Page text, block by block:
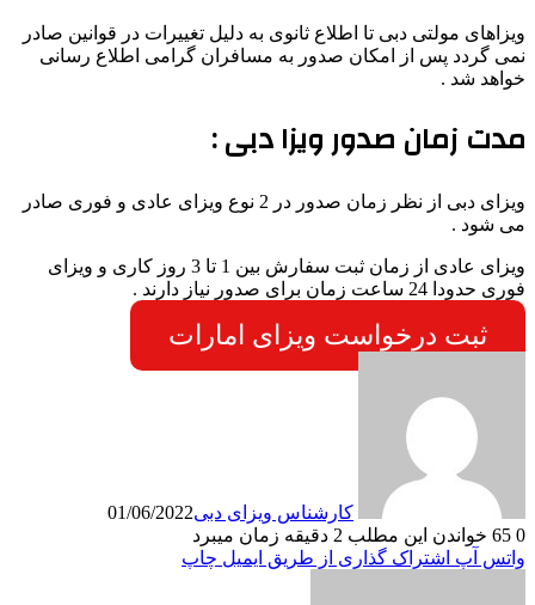
ویزاهای مولتی دبی تا اطلاع ثانوی به دلیل تغییرات در قوانین صادر
نمی گردد پس از امکان صدور به مسافران گرامی اطلاع رسانی
خواهد شد .
مدت زمان صدور ویزا دبی :
ویزای دبی از نظر زمان صدور در 2 نوع ویزای عادی و فوری صادر
می شود .
ویزای عادی از زمان ثبت سفارش بین 1 تا 3 روز کاری و ویزای
فوری حدودا 24 ساعت زمان برای صدور نیاز دارند .
ثبت درخواست ویزای امارات
کارشناس ویزای دبی01/06/2022
0
خواندن این مطلب 2 دقیقه زمان میبرد
واتس آپ اشتراک گذاری از طریق ایمیل چاپ